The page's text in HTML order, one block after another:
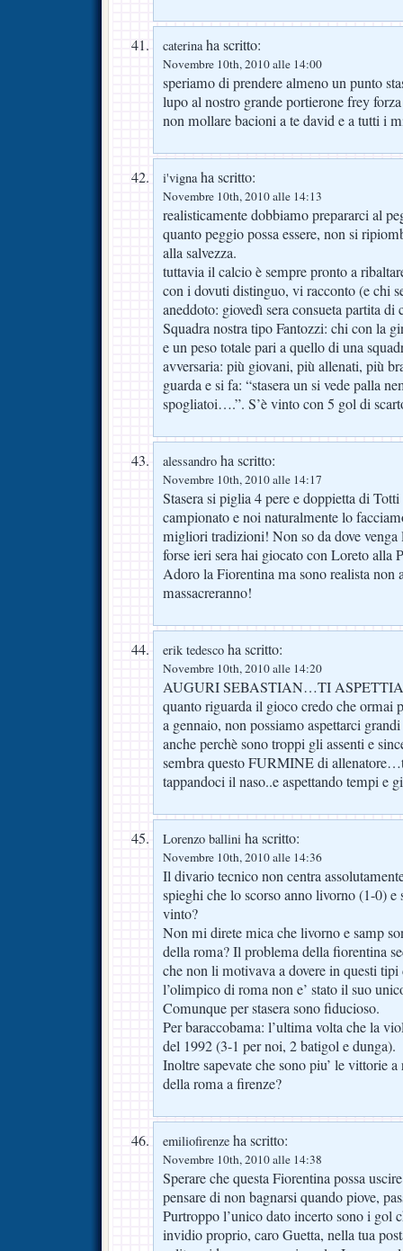
caterinaha scritto:
Novembre 10th, 2010 alle 14:00
speriamo di prendere almeno un punto
lupo al nostro grande portierone frey
non mollare bacioni a te david e a tutti i
i'vignaha scritto:
Novembre 10th, 2010 alle 14:13
realisticamente dobbiamo prepararci al
quanto peggio possa essere, non si
alla salvezza.
tuttavia il calcio è sempre pronto a
con i dovuti distinguo, vi racconto (e chi
aneddoto: giovedì sera consueta partita
Squadra nostra tipo Fantozzi: chi con la
e un peso totale pari a quello di una
avversaria: più giovani, più allenati, più
guarda e si fa: “stasera un si vede palla
spogliatoi….”. S’è vinto con 5 gol di
alessandro ha scritto:
Novembre 10th, 2010 alle 14:17
Stasera si piglia 4 pere e doppietta di
campionato e noi naturalmente lo
migliori tradizioni! Non so da dove
forse ieri sera hai giocato con Loreto alla
Adoro la Fiorentina ma sono realista non
massacreranno!
erik tedesco ha scritto:
Novembre 10th, 2010 alle 14:20
AUGURI SEBASTIAN…TI
quanto riguarda il gioco credo che ormai
a gennaio, non possiamo aspettarci
anche perchè sono troppi gli assenti e
sembra questo FURMINE di
tappandoci il naso..e aspettando tempi e
Lorenzo ballini ha scritto:
Novembre 10th, 2010 alle 14:36
Il divario tecnico non centra
spieghi che lo scorso anno livorno (1-0)
vinto?
Non mi direte mica che livorno e samp
della roma? Il problema della fiorentina
che non li motivava a dovere in questi
l’olimpico di roma non e’ stato il suo
Comunque per stasera sono fiducioso.
Per baraccobama: l’ultima volta che la
del 1992 (3-1 per noi, 2 batigol e dunga).
Inoltre sapevate che sono piu’ le vittorie
della roma a firenze?
emiliofirenze ha scritto:
Novembre 10th, 2010 alle 14:38
Sperare che questa Fiorentina possa
pensare di non bagnarsi quando piove,
Purtroppo l’unico dato incerto sono i gol
invidio proprio, caro Guetta, nella tua